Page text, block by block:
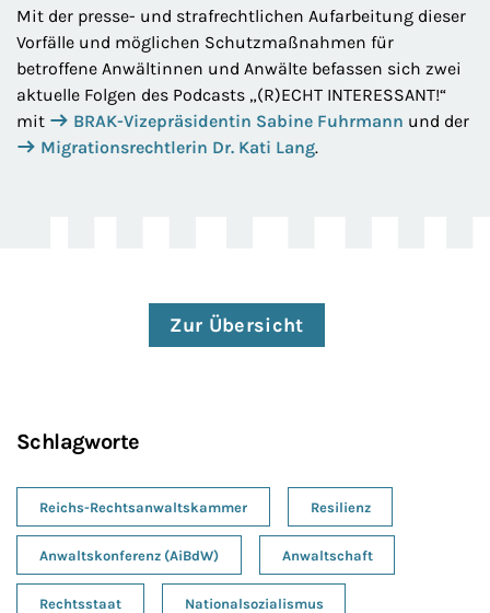
Mit der presse- und strafrechtlichen Aufarbeitung dieser
Vorfälle und möglichen Schutzmaßnahmen für
betroffene Anwältinnen und Anwälte befassen sich zwei
aktuelle Folgen des Podcasts „(R)ECHT INTERESSANT!“
mit
BRAK-Vizepräsidentin Sabine Fuhrmann und der
Migrationsrechtlerin Dr. Kati Lang.
Zur Übersicht
Schlagworte
Reichs-Rechtsanwaltskammer Resilienz
Anwaltskonferenz (AiBdW) Anwaltschaft
Rechtsstaat Nationalsozialismus